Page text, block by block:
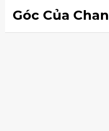
Góc Của Chan